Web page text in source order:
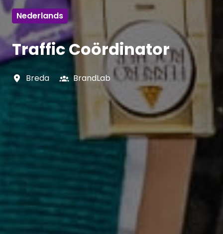
Nederlands
Traffic Coördinator
Breda BrandLab